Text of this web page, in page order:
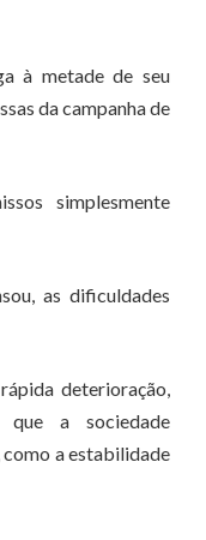
à metade de seu
da campanha de
simplesmente
as dificuldades
deterioração,
que a sociedade
como a estabilidade